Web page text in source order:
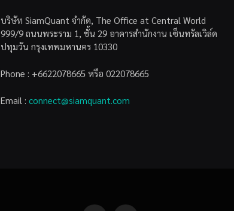
บริษัท SiamQuant จำกัด, The Office at Central World
999/9 ถนนพระราม 1, ชั้น 29 อาคารสำนักงาน เซ็นทรัลเวิล์ด
ปทุมวัน กรุงเทพมหานคร 10330
Phone : +6622078665 หรือ 022078665
Email : connect@siamquant.com